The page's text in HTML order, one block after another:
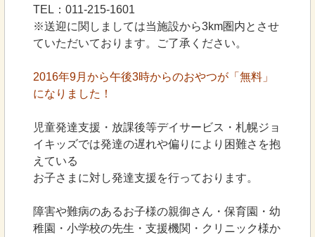
TEL：011-215-1601
※送迎に関しましては当施設から3km圏内とさせ
ていただいております。ご了承ください。
2016年9月から午後3時からのおやつが「無料」
になりました！
児童発達支援・放課後等デイサービス・札幌ジョ
イキッズでは発達の遅れや偏りにより困難さを抱
えている
お子さまに対し発達支援を行っております。
障害や難病のあるお子様の親御さん・保育園・幼
稚園・小学校の先生・支援機関・クリニック様か